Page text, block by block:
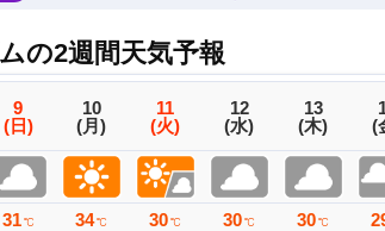
の2週間天気予報
9
(日)
31 ℃
10
(月)
34℃
11
(火)
30 ℃
12
(水)
30 ℃
13
(木)
30℃
(